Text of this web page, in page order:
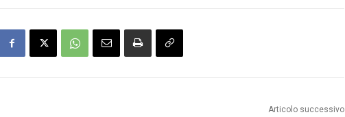
Articolo successivo